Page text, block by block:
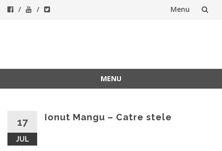
Menu
MENU
17
JUL
Ionut Mangu – Catre stele